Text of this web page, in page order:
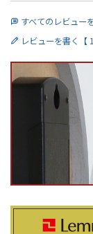
すべてのレビュー
レビューを書く【